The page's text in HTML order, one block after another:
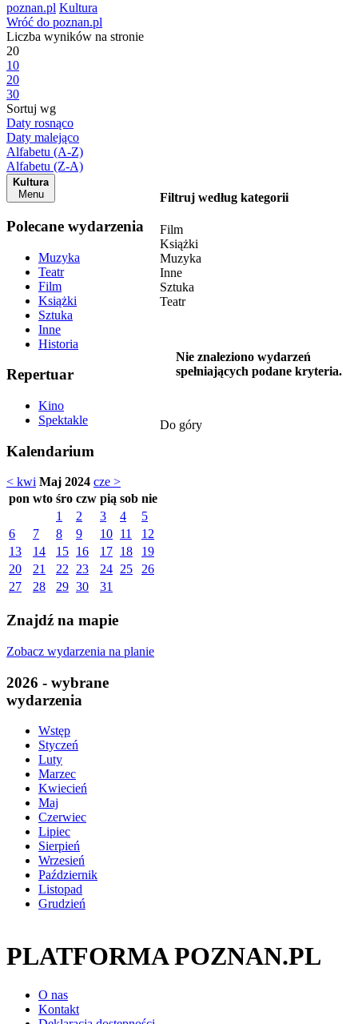
poznan.pl Kultura
Wróć do poznan.pl
Liczba wyników na stronie
20
10
20
30
Sortuj wg
Daty rosnąco
Daty malejąco
Alfabetu (A-Z)
Alfabetu (Z-A)
Kultura
Menu
Polecane wydarzenia
Muzyka
Teatr
Film
Książki
Sztuka
Inne
Historia
Repertuar
Kino
Spektakle
Kalendarium
< kwi Maj 2024 cze >
pon wto śro czw pią sob nie
1
2 3 4
5
6
7 8 9 10 11
12
13
14 15 16 17 18
19
20
21 22 23 24 25
26
27
28 29 30 31
Znajdź na mapie
Zobacz wydarzenia na planie
2026 - wybrane
wydarzenia
Wstęp
Styczeń
Luty
Marzec
Kwiecień
Maj
Czerwiec
Lipiec
Sierpień
Wrzesień
Październik
Listopad
Grudzień
Filtruj według kategorii
Film
Książki
Muzyka
Inne
Sztuka
Teatr
Nie znaleziono wydarzeń
spełniających podane kryteria.
Do góry
PLATFORMA POZNAN.PL
O nas
Kontakt